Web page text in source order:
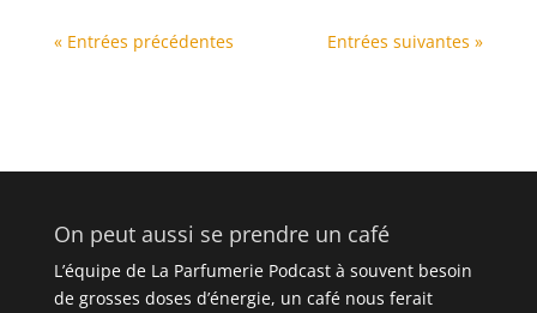
« Entrées précédentes Entrées suivantes »
On peut aussi se prendre un café
L’équipe de La Parfumerie Podcast à souvent besoin
de grosses doses d’énergie, un café nous ferait